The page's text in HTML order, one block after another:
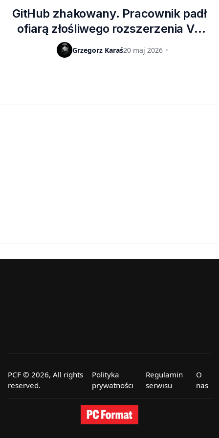
GitHub zhakowany. Pracownik padł
ofiarą złośliwego rozszerzenia VS
Code, doszło do wycieku tysięcy
wewnętrznych repozytoriów
Grzegorz Karaś20 maj 2026
PCF © 2026, All rights
reserved.
Polityka
prywatności
Regulamin
serwisu
O
nas